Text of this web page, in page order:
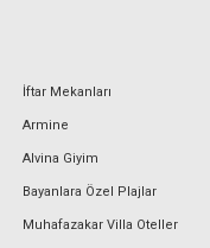
İftar Mekanları
Armine
Alvina Giyim
Bayanlara Özel Plajlar
Muhafazakar Villa Oteller